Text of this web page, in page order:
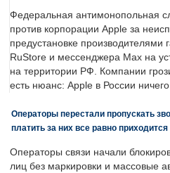
Федеральная антимонопольная
против корпорации Apple за
предустановке производителями
RuStore и мессенджера Max на
на территории РФ. Компании
есть нюанс: Apple в России
Операторы перестали пропускать
платить за них все равно приходится
Операторы связи начали
лиц без маркировки и массовые